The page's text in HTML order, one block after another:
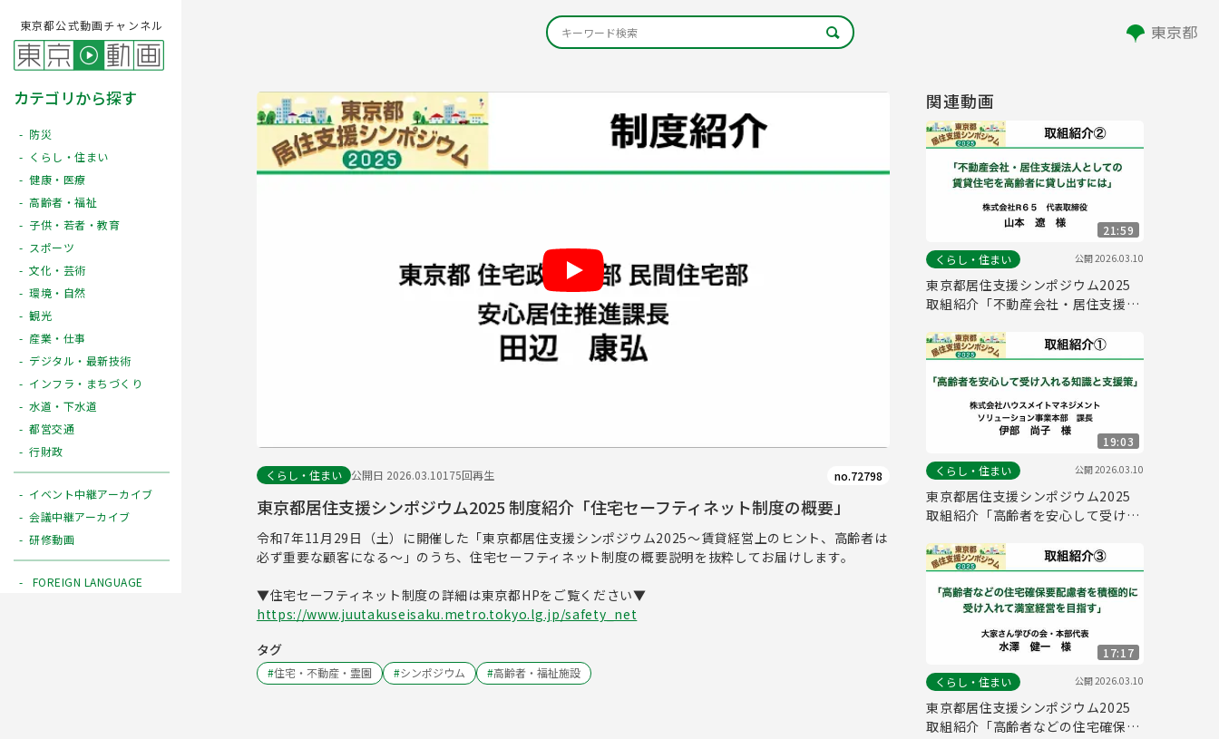
東京都公式動画チャンネル
カテゴリから探す
防災
くらし・住まい
健康・医療
高齢者・福祉
子供・若者・教育
スポーツ
文化・芸術
環境・自然
観光
産業・仕事
デジタル・最新技術
インフラ・まちづくり
水道・下水道
都営交通
行財政
イベント中継アーカイブ
会議中継アーカイブ
研修動画
FOREIGN LANGUAGE
くらし・住まい 公開日 2026.03.10175回再生 no.72798
東京都居住支援シンポジウム2025 制度紹介「住宅セーフティネット制度の概要」
令和7年11月29日（土）に開催した「東京都居住支援シンポジウム2025～賃貸経営上のヒント、高齢者は
必ず重要な顧客になる～」のうち、住宅セーフティネット制度の概要説明を抜粋してお届けします。
▼住宅セーフティネット制度の詳細は東京都HPをご覧ください▼
https://www.juutakuseisaku.metro.tokyo.lg.jp/safety_net
タグ
#住宅・不動産・霊園 #シンポジウム #高齢者・福祉施設
関連動画
21:59
くらし・住まい
公開2026.03.10
東京都居住支援シンポジウム2025
取組紹介「不動産会社・居住支援法
出すには」
19:03
くらし・住まい
公開2026.03.10
東京都居住支援シンポジウム2025
取組紹介「高齢者を安心して受け入
17:17
くらし・住まい
公開2026.03.10
東京都居住支援シンポジウム2025
取組紹介「高齢者などの住宅確保要